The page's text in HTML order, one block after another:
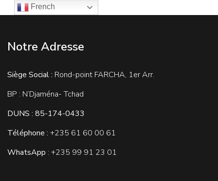
French
Notre Adresse
Siège Social : Rond-point FARCHA, 1er Arr.
BP : N’Djaména- Tchad
DUNS : 85-174-0433
Téléphone : +235 61 60 00 61
WhatsApp : +235 99 91 23 01